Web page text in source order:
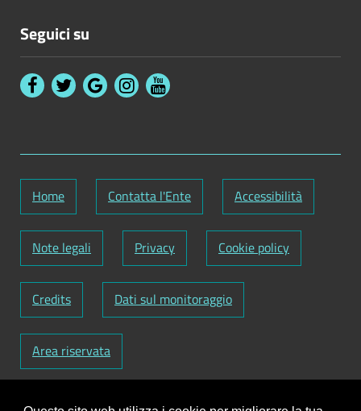
Seguici su
Home Contatta l'Ente Accessibilità
Note legali Privacy Cookie policy
Credits Dati sul monitoraggio
Area riservata
Codice Fiscale: 82000090751-Partita IVA: